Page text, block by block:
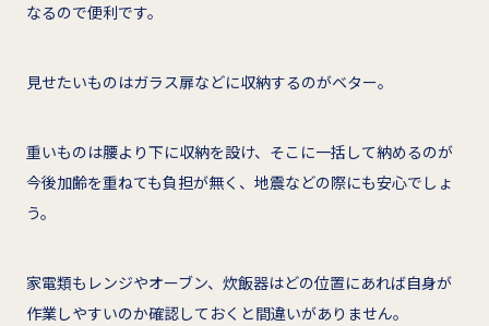
なるので便利です。
見せたいものはガラス扉などに収納するのがベター。
重いものは腰より下に収納を設け、そこに一括して納めるのが
今後加齢を重ねても負担が無く、地震などの際にも安心でしょ
う。
家電類もレンジやオーブン、炊飯器はどの位置にあれば自身が
作業しやすいのか確認しておくと間違いがありません。